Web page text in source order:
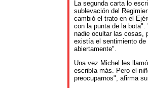
La segunda carta lo
sublevación del
cambió el trato en el
con la punta de la
nadie ocultar las cosas,
existía el sentimiento de
abiertamente".
Una vez Michel les
escribía más. Pero el
preocuparnos", afirma